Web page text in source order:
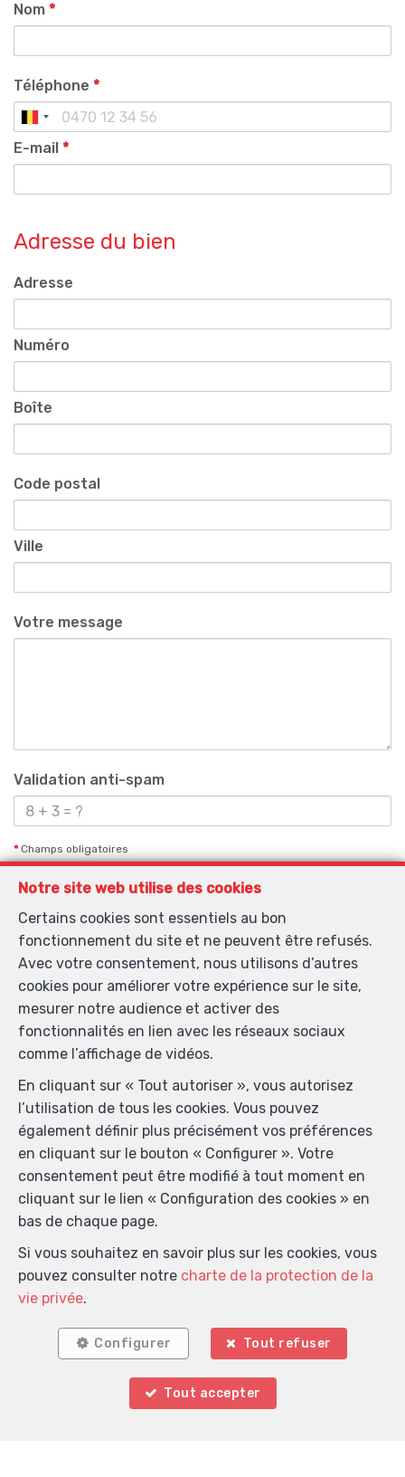
Nom *
Téléphone *
E-mail *
Adresse du bien
Adresse
Numéro
Boîte
Code postal
Ville
Votre message
Validation anti-spam
*Champs obligatoires
J'accepte de recevoir des informations par email de
l’agence.
Je souhaite recevoir les newsletters.
J'accepte de recevoir des SMS de notification.
En envoyant ma demande de contact, je déclare
accepter que mes données complétées dans ce
formulaire soient utilisées pour les buts mentionnés ci-
dessus par Immo Village ; et ce, en accord avec la
charte de protection de la vie privée du site. Je peux à
tout moment retirer mon consentement en
introduisant une demande écrite à l’adresse
v.vandendorpe@immo-village.be.
Envoyer
Notre site web utilise des cookies
Certains cookies sont essentiels au bon
fonctionnement du site et ne peuvent être refusés.
Avec votre consentement, nous utilisons d’autres
cookies pour améliorer votre expérience sur le site,
mesurer notre audience et activer des
fonctionnalités en lien avec les réseaux sociaux
comme l’affichage de vidéos.
En cliquant sur « Tout autoriser », vous autorisez
l’utilisation de tous les cookies. Vous pouvez
également définir plus précisément vos préférences
en cliquant sur le bouton « Configurer ». Votre
consentement peut être modifié à tout moment en
cliquant sur le lien « Configuration des cookies » en
bas de chaque page.
Si vous souhaitez en savoir plus sur les cookies, vous
pouvez consulter notre charte de la protection de la
vie privée.
Configurer Tout refuser
Tout accepter
9770 Kruisem
—
MOB.0497 19 21 04
—
info@immo-village.be